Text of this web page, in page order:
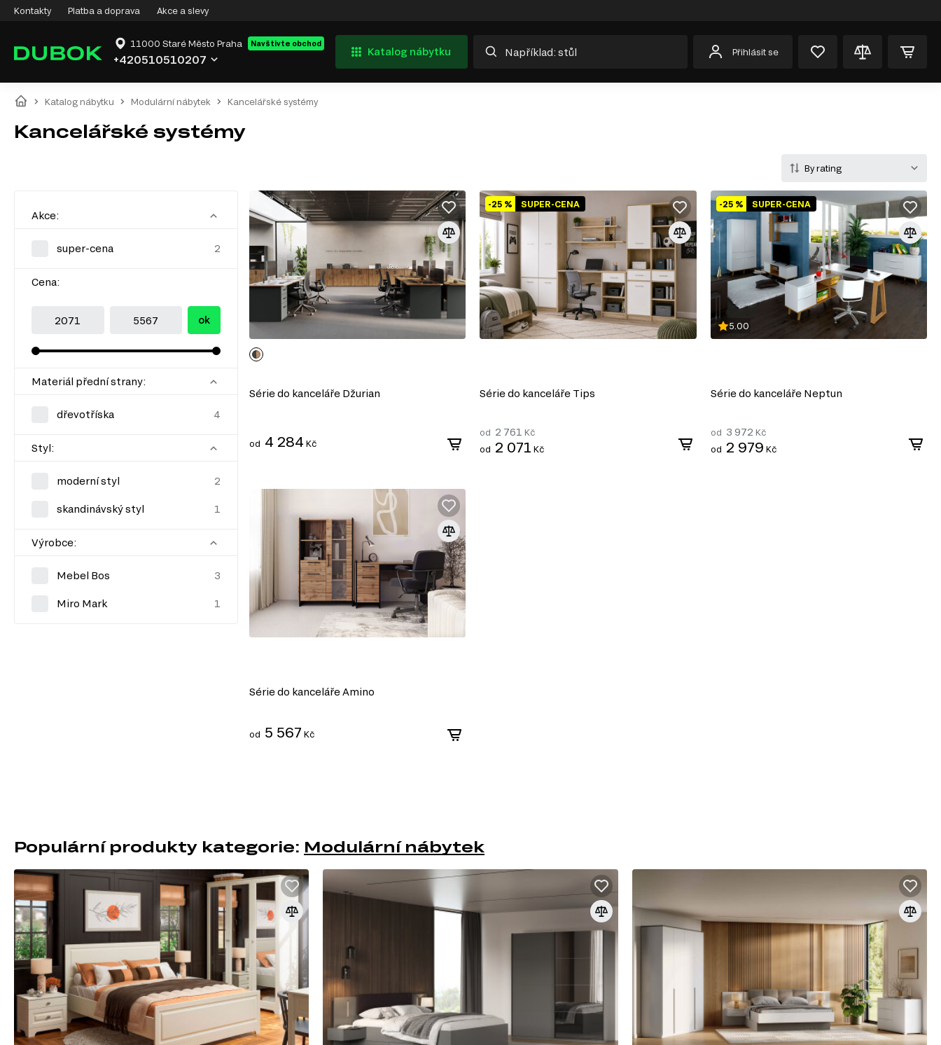
Kontakty Platba a doprava Akce a slevy
11000 Staré Město Praha Navštivte obchod
+420510510207
Katalog nábytku Přihlásit se
Katalog nábytku Modulární nábytek Kancelářské systémy
Kancelářské systémy
By rating
Akce:
super-cena
Cena:
ok
Materiál přední strany:
dřevotříska
Styl:
moderní styl
skandinávský styl
Výrobce:
Mebel Bos
Miro Mark
Série do kanceláře Džurian
od 4 284 Kč
SUPER-CENA
-25 %
Série do kanceláře Tips
od 2 761 Kč
od 2 071 Kč
SUPER-CENA
-25 %
5.00
Série do kanceláře Neptun
od 3 972 Kč
od 2 979 Kč
Série do kanceláře Amino
od 5 567 Kč
Populární produkty kategorie: Modulární nábytek